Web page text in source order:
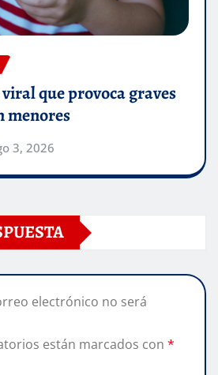
que provoca graves
menores
3, 2026
electrónico no será
están marcados con *